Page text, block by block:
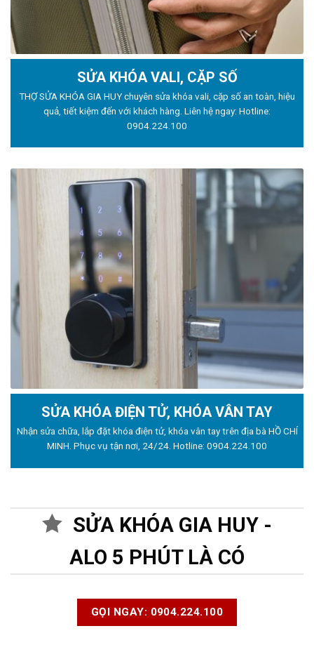
SỬA KHÓA VALI, CẶP SỐ
THỢ SỬA KHÓA GIA HUY chuyên sửa khóa vali, cặp số an toàn, hiệu
quả, tiết kiệm đến với khách hàng. Liên hệ ngay: Hotline:
0904.224.100
SỬA KHÓA ĐIỆN TỬ, KHÓA VÂN TAY
Nhận sửa chữa, lắp đặt khóa điện tử, khóa vân tay trên địa bà HỒ CHÍ
MINH. Phục vụ tận nơi, 24/24. Hotline: 0904.224.100
SỬA KHÓA GIA HUY -
ALO 5 PHÚT LÀ CÓ
GỌI NGAY: 0904.224.100